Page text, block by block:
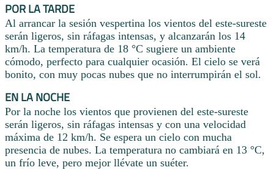
POR LA TARDE
Al arrancar la sesión vespertina los vientos del este-sureste
serán ligeros, sin ráfagas intensas, y alcanzarán los 14
km/h. La temperatura de 18 °C sugiere un ambiente
cómodo, perfecto para cualquier ocasión. El cielo se verá
bonito, con muy pocas nubes que no interrumpirán el sol.
EN LA NOCHE
Por la noche los vientos que provienen del este-sureste
serán ligeros, sin ráfagas intensas y con una velocidad
máxima de 12 km/h. Se espera un cielo con mucha
presencia de nubes. La temperatura no cambiará en 13 °C,
un frío leve, pero mejor llévate un suéter.